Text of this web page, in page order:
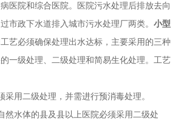
医院和综合医院。医院污水处理后排放去向
市政下水道排入城市污水处理厂两类。小型
艺必须确保处理出水达标，主要采用的三种
一级处理、二级处理和简易生化处理。工艺
用二级处理，并需进行预消毒处理。
水体的县及县以上医院必须采用二级处